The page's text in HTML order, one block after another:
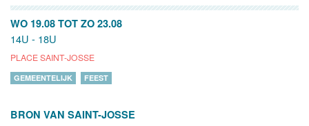
WO 19.08 TOT ZO 23.08
14U - 18U
PLACE SAINT-JOSSE
GEMEENTELIJK FEEST
BRON VAN SAINT-JOSSE